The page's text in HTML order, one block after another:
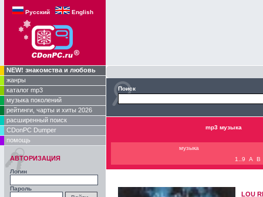
Русский English
NEW! знакомства и любовь
жанры
каталог mp3
музыка поколений
рейтинги, чарты и хиты 2026
расширенный поиск
CDonPC Dumper
помощь
АВТОРИЗАЦИЯ
Логин
Пароль
Поиск
mp3 музыка
музыка
1..9
A B
LOU